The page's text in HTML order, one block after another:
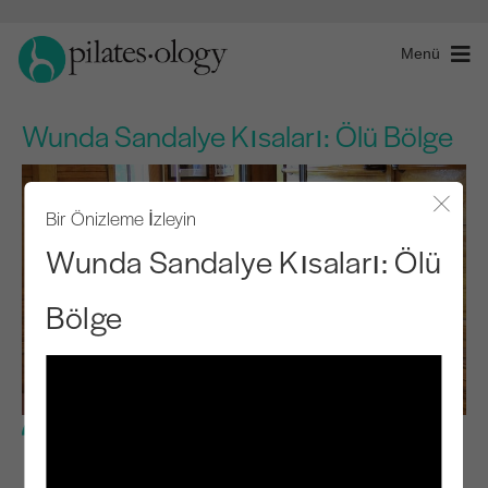
Menü
Wunda Sandalye Kısaları: Ölü Bölge
Bir Önizleme İzleyin
Wunda Sandalye Kısaları: Ölü
Bölge